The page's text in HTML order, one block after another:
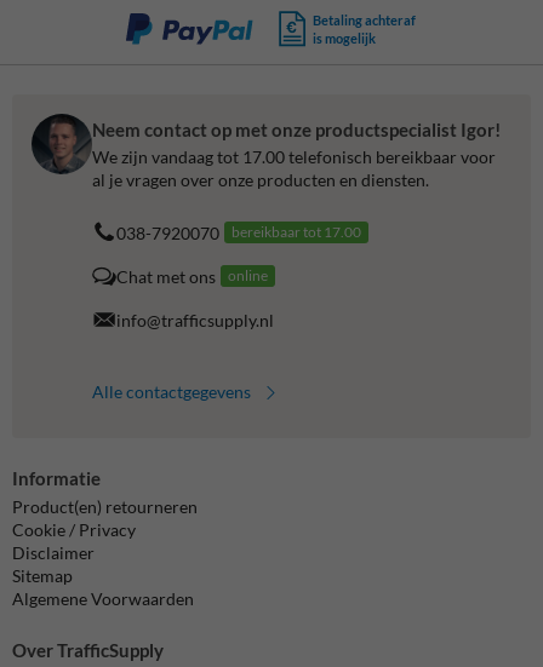
Betaling achteraf
is mogelijk
Neem contact op met onze productspecialist Igor!
We zijn vandaag tot 17.00 telefonisch bereikbaar voor
al je vragen over onze producten en diensten.
038-7920070 bereikbaar tot 17.00
Chat met ons online
info@trafficsupply.nl
Alle contactgegevens
Informatie
Product(en) retourneren
Cookie / Privacy
Disclaimer
Sitemap
Algemene Voorwaarden
Over TrafficSupply